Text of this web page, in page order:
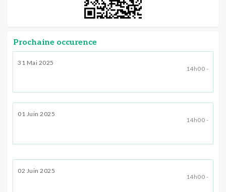
Prochaine occurence
31 Mai 2025
14h00 -
01 Juin 2025
14h00 -
02 Juin 2025
14h00 -